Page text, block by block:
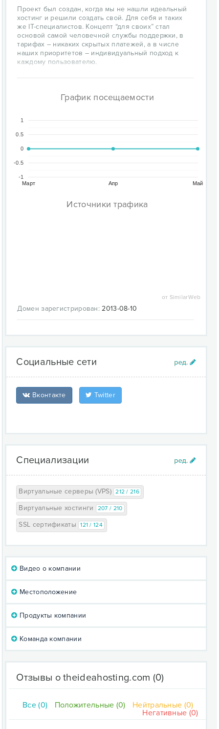
Проект был создан, когда мы не нашли идеальный
хостинг и решили создать свой. Для себя и таких
же IT-специалистов. Концепт “для своих” стал
основой самой человечной службы поддержки, в
тарифах – никаких скрытых платежей, а в числе
наших приоритетов – индивидуальный подход к
каждому пользователю.
График посещаемости
Март Апр Май
-1
-0.5
0
0.5
1
Источники трафика
от SimilarWeb
Домен зарегистрирован: 2013-08-10
Социальные сети
Вконтакте Twitter
Специализации
Виртуальные серверы (VPS) 212 / 216
Виртуальные хостинги 207 / 210
SSL сертификаты 121 / 124
Видео о компании
Местоположение
Продукты компании
Команда компании
Отзывы о theideahosting.com (0)
Все (0) Положительные (0)
Нейтральные (0)
Негативные (0)